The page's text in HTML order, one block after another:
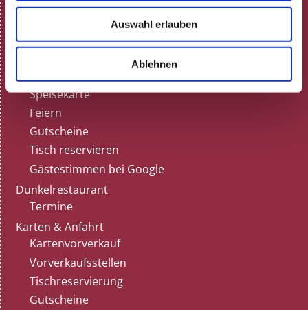
Auswahl erlauben
Ablehnen
Programmheft (pdf)
Neulich in der Rosenau!
Gastronomie
Speisekarte
Feiern
Gutscheine
Tisch reservieren
Gästestimmen bei Google
Dunkelrestaurant
Termine
Karten & Anfahrt
Kartenvorverkauf
Vorverkaufsstellen
Tischreservierung
Gutscheine